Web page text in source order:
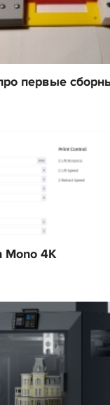
первые
Mono 4K